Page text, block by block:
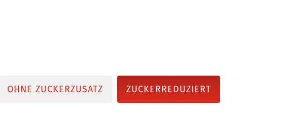
OHNE ZUCKERZUSATZ ZUCKERREDUZIERT